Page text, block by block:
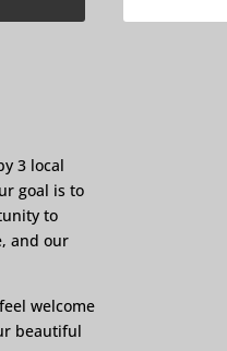
3 local
goal is to
to
and our
welcome
beautiful